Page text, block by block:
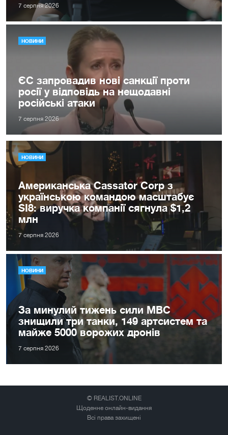
7 серпня 2026
НОВИНИ
ЄС запровадив нові санкції проти
росії у відповідь на нещодавні
російські атаки
7 серпня 2026
НОВИНИ
Американська Cassator Corp з
українською командою масштабує
SI8: виручка компанії сягнула $1,2
млн
7 серпня 2026
НОВИНИ
За минулий тижень сили МВС
знищили три танки, 149 артсистем та
майже 5000 ворожих дронів
7 серпня 2026
© REALIST.ONLINE
Щоденне онлайн-видання
Всі права захищені